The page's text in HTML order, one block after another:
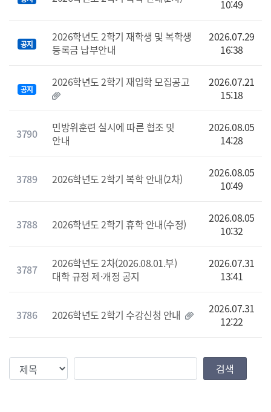
10:49
공지
2026학년도 2학기 재학생 및 복학생
등록금 납부안내
2026.07.29
16:38
공지
2026학년도 2학기 재입학 모집공고
2026.07.21
15:18
3790
민방위훈련 실시에 따른 협조 및
안내
2026.08.05
14:28
3789 2026학년도 2학기 복학 안내(2차)
2026.08.05
10:49
3788 2026학년도 2학기 휴학 안내(수정)
2026.08.05
10:32
3787
2026학년도 2차(2026.08.01.부)
대학 규정 제·개정 공지
2026.07.31
13:41
3786 2026학년도 2학기 수강신청 안내
2026.07.31
12:22
검색조건 검색값 검색